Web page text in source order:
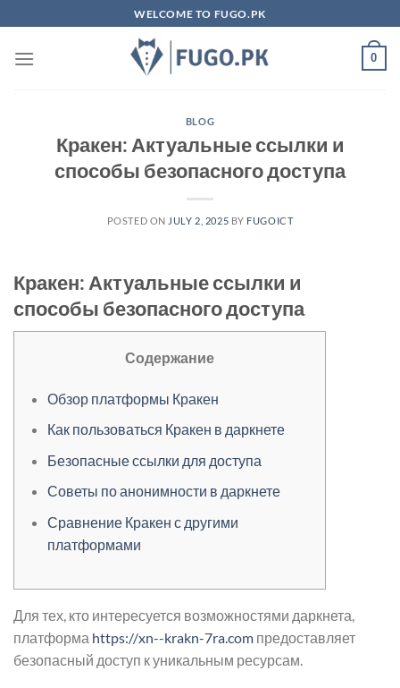
to
content
WELCOME TO FUGO.PK
0
BLOG
Кракен: Актуальные ссылки и
способы безопасного доступа
POSTED ON JULY 2, 2025 BY FUGOICT
Кракен: Актуальные ссылки и
способы безопасного доступа
Содержание
Обзор платформы Кракен
Как пользоваться Кракен в даркнете
Безопасные ссылки для доступа
Советы по анонимности в даркнете
Сравнение Кракен с другими
платформами
Для тех, кто интересуется возможностями даркнета,
платформа https://xn--krakn-7ra.com предоставляет
безопасный доступ к уникальным ресурсам.